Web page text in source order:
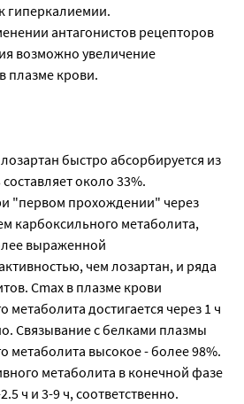
гиперкалиемии.
антагонистов рецепторов
возможно увеличение
плазме крови.
быстро абсорбируется из
около 33%.
"первом прохождении" через
карбоксильного метаболита,
выраженной
чем лозартан, и ряда
Cmax в плазме крови
метаболита достигается через 1 ч
Связывание с белками плазмы
метаболита высокое - более 98%.
метаболита в конечной фазе
ч и 3-9 ч, соответственно.